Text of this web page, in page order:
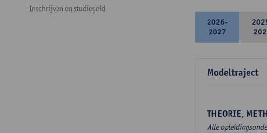
Inschrijven en studiegeld
2026-
2027
Modeltraject
THEORIE,
Alle